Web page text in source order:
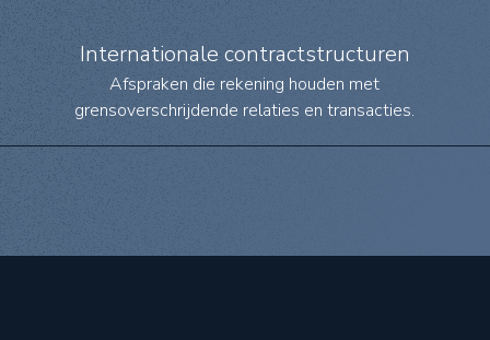
Internationale contractstructuren
Afspraken die rekening houden met
grensoverschrijdende relaties en transacties.